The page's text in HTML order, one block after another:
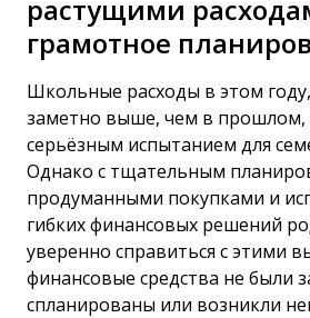
растущими
грамотное
Школьные расходы в этом
заметно выше, чем в прошлом,
серьёзным испытанием для
Однако с тщательным
продуманными покупками и
гибких финансовых решений
уверенно справиться с этими
финансовые средства не были
спланированы или возникли